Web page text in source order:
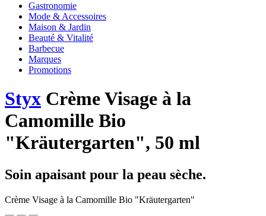
Gastronomie
Mode & Accessoires
Maison & Jardin
Beauté & Vitalité
Barbecue
Marques
Promotions
Styx Crème Visage à la
Camomille Bio
"Kräutergarten", 50 ml
Soin apaisant pour la peau sèche.
Crème Visage à la Camomille Bio "Kräutergarten"